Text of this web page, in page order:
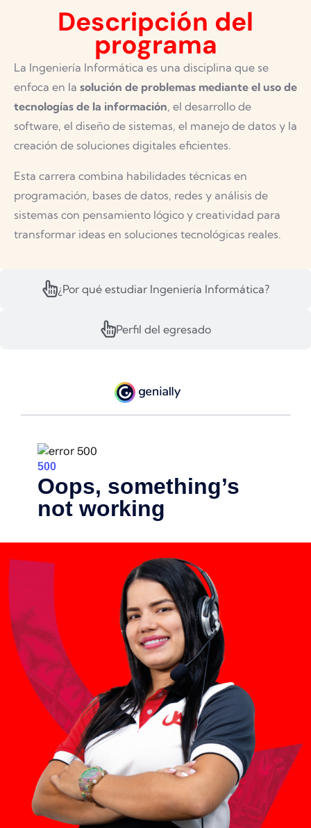
¿Por qué estudiar Ingeniería Informática?
Perfil del egresado
Descripción del
programa
La Ingeniería Informática es una disciplina que se
enfoca en la solución de problemas mediante el uso de
tecnologías de la información, el desarrollo de
software, el diseño de sistemas, el manejo de datos y la
creación de soluciones digitales eficientes.
Esta carrera combina habilidades técnicas en
programación, bases de datos, redes y análisis de
sistemas con pensamiento lógico y creatividad para
transformar ideas en soluciones tecnológicas reales.